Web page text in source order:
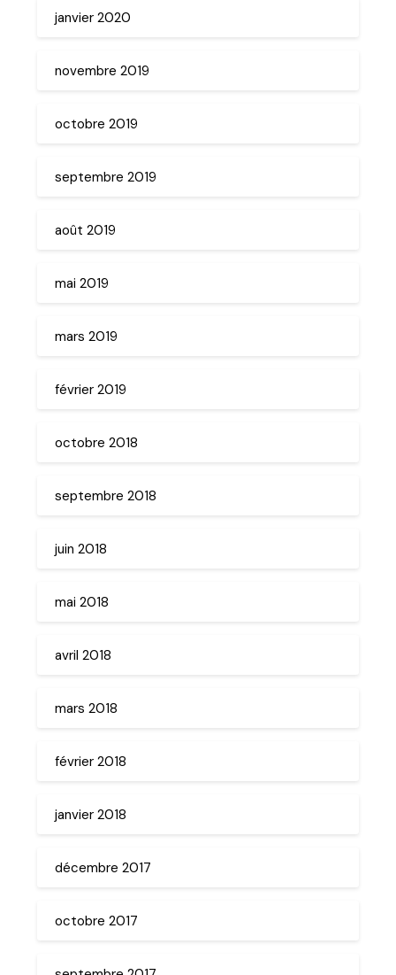
janvier 2020
novembre 2019
octobre 2019
septembre 2019
août 2019
mai 2019
mars 2019
février 2019
octobre 2018
septembre 2018
juin 2018
mai 2018
avril 2018
mars 2018
février 2018
janvier 2018
décembre 2017
octobre 2017